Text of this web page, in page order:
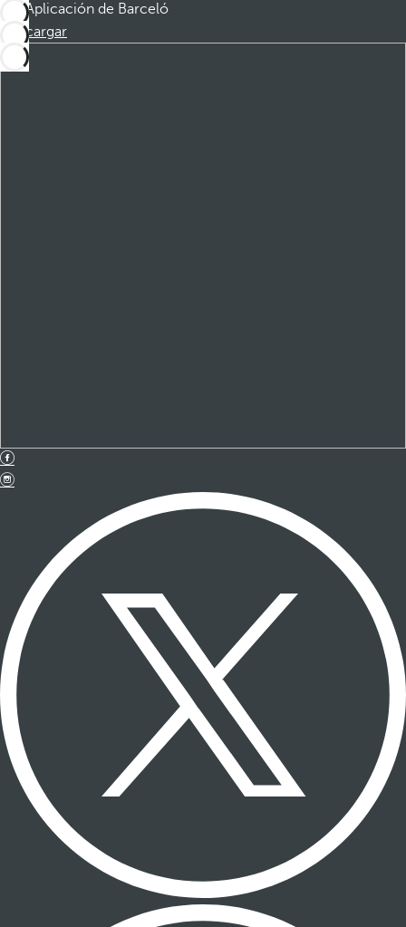
Aplicación de Barceló
Descargar